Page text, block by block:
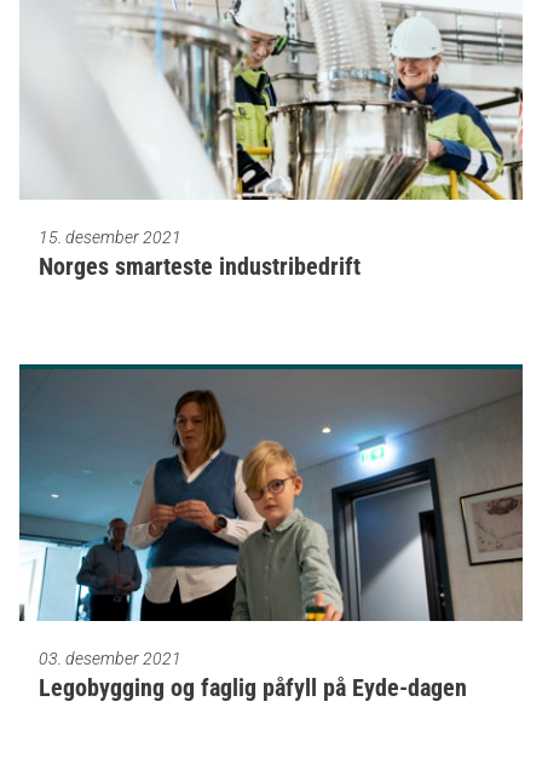
15. desember 2021
Norges smarteste industribedrift
03. desember 2021
Legobygging og faglig påfyll på Eyde-dagen